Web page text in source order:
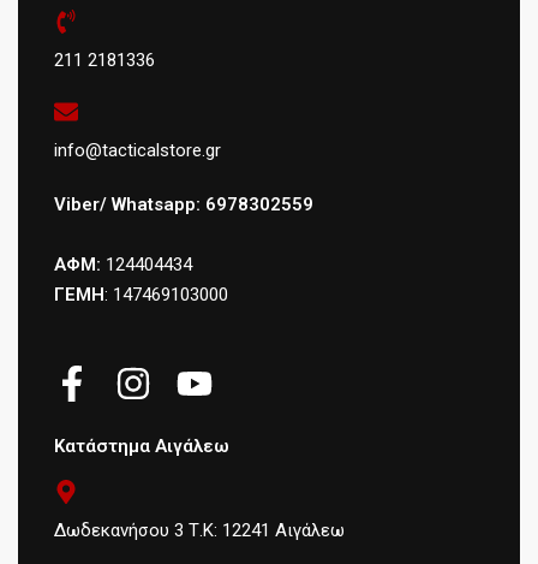
211 2181336
info@tacticalstore.gr
Viber/ Whatsapp: 6978302559
ΑΦΜ: 124404434
ΓΕΜΗ: 147469103000
Κατάστημα Αιγάλεω
Δωδεκανήσου 3 Τ.Κ: 12241 Αιγάλεω